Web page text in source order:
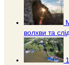
волхви та